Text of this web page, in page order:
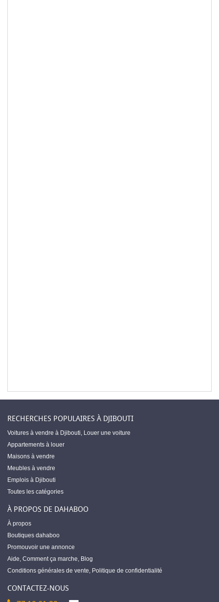
RECHERCHES POPULAIRES À DJIBOUTI
Voitures à vendre à Djibouti, Louer une voiture
Appartements à louer
Maisons à vendre
Meubles à vendre
Emplois à Djibouti
Toutes les catégories
À PROPOS DE DAHABOO
À propos
Boutiques dahaboo
Promouvoir une annonce
Aide, Comment ça marche, Blog
Conditions générales de vente, Politique de confidentialité
CONTACTEZ-NOUS